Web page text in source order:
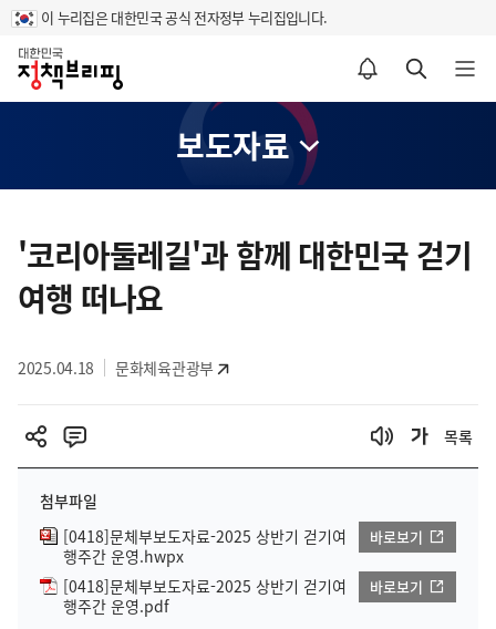
이 누리집은 대한민국 공식 전자정부 누리집입니다.
홈
알림설정 바로가기 검색 바로가기 메뉴 열기
보도자료
텐
영
'코리아둘레길'과 함께 대한민국 걷기
여행 떠나요
2025.04.18 문화체육관광부
목록
첨부파일
[0418]문체부보도자료-2025 상반기 걷기여
행주간 운영.hwpx
바로보기
[0418]문체부보도자료-2025 상반기 걷기여
행주간 운영.pdf
바로보기